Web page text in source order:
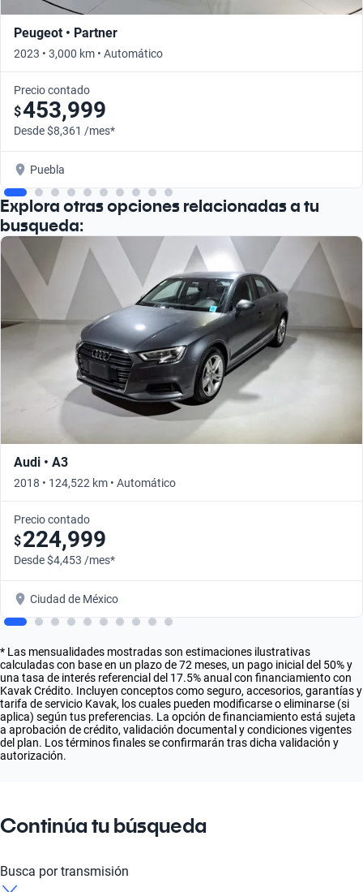
Peugeot • Partner
2023 • 3,000 km • Automático
Precio contado
$453,999
Desde $8,361 /mes*
Puebla
Explora otras opciones relacionadas a tu
busqueda:
Audi • A3
2018 • 124,522 km • Automático
Precio contado
$224,999
Desde $4,453 /mes*
Ciudad de México
* Las mensualidades mostradas son estimaciones ilustrativas
calculadas con base en un plazo de 72 meses, un pago inicial del 50% y
una tasa de interés referencial del 17.5% anual con financiamiento con
Kavak Crédito. Incluyen conceptos como seguro, accesorios, garantías y
tarifa de servicio Kavak, los cuales pueden modificarse o eliminarse (si
aplica) según tus preferencias. La opción de financiamiento está sujeta
a aprobación de crédito, validación documental y condiciones vigentes
del plan. Los términos finales se confirmarán tras dicha validación y
autorización.
Continúa tu búsqueda
Busca por transmisión